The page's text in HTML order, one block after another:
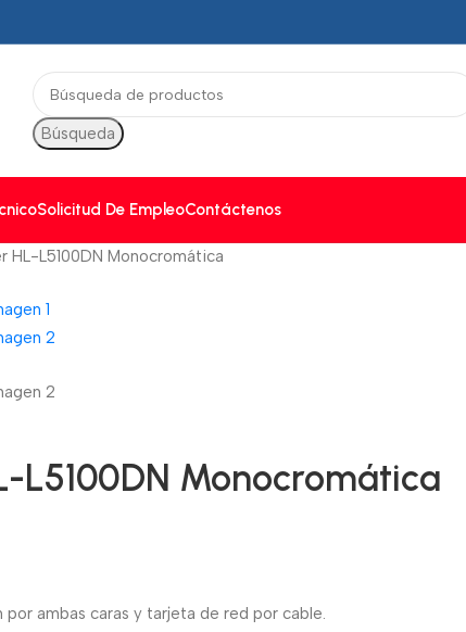
Búsqueda
Solicitud De EmpleoContáctenos
HL-L5100DN Monocromática
L5100DN Monocromática
ambas caras y tarjeta de red por cable.